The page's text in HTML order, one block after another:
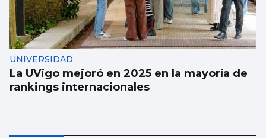
UNIVERSIDAD
La UVigo mejoró en 2025 en la mayoría de
rankings internacionales